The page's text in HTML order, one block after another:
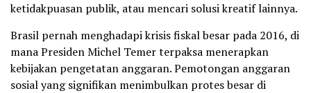
ketidakpuasan publik, atau mencari solusi kreatif lainnya.
Brasil pernah menghadapi krisis fiskal besar pada 2016, di
mana Presiden Michel Temer terpaksa menerapkan
kebijakan pengetatan anggaran. Pemotongan anggaran
sosial yang signifikan menimbulkan protes besar di